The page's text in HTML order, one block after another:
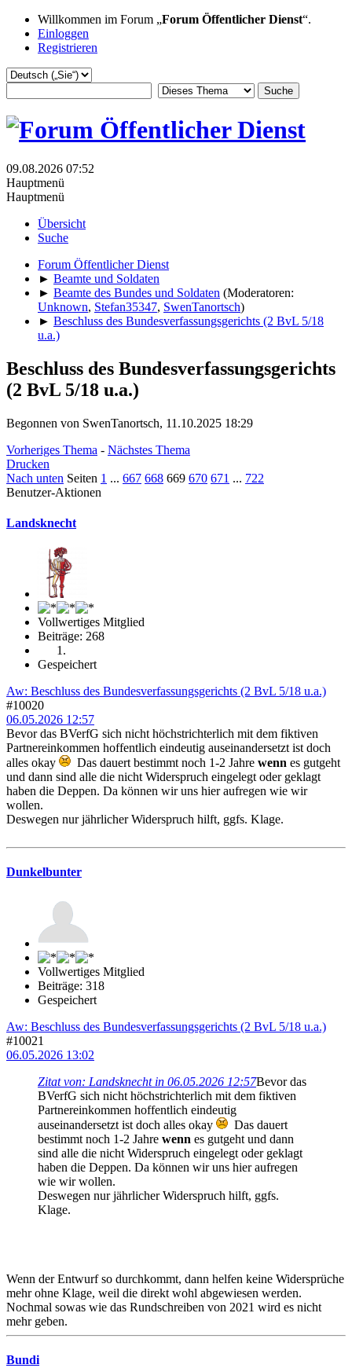
Willkommen im Forum „Forum Öffentlicher Dienst“.
Einloggen
Registrieren
09.08.2026 07:52
Hauptmenü
Hauptmenü
Übersicht
Suche
Forum Öffentlicher Dienst
► Beamte und Soldaten
► Beamte des Bundes und Soldaten (Moderatoren:
Unknown, Stefan35347, SwenTanortsch)
► Beschluss des Bundesverfassungsgerichts (2 BvL 5/18
u.a.)
Beschluss des Bundesverfassungsgerichts
(2 BvL 5/18 u.a.)
Begonnen von SwenTanortsch, 11.10.2025 18:29
Vorheriges Thema - Nächstes Thema
Drucken
Nach unten Seiten 1 ... 667 668 669 670 671 ... 722
Benutzer-Aktionen
Landsknecht
Vollwertiges Mitglied
Beiträge: 268
Gespeichert
Aw: Beschluss des Bundesverfassungsgerichts (2 BvL 5/18 u.a.)
#10020
06.05.2026 12:57
Bevor das BVerfG sich nicht höchstrichterlich mit dem fiktiven
Partnereinkommen hoffentlich eindeutig auseinandersetzt ist doch
alles okay
Das dauert bestimmt noch 1-2 Jahre wenn es gutgeht
und dann sind alle die nicht Widerspruch eingelegt oder geklagt
haben die Deppen. Da können wir uns hier aufregen wie wir
wollen.
Deswegen nur jährlicher Widerspruch hilft, ggfs. Klage.
Dunkelbunter
Vollwertiges Mitglied
Beiträge: 318
Gespeichert
Aw: Beschluss des Bundesverfassungsgerichts (2 BvL 5/18 u.a.)
#10021
06.05.2026 13:02
Zitat von: Landsknecht in 06.05.2026 12:57Bevor das
BVerfG sich nicht höchstrichterlich mit dem fiktiven
Partnereinkommen hoffentlich eindeutig
auseinandersetzt ist doch alles okay
Das dauert
bestimmt noch 1-2 Jahre wenn es gutgeht und dann
sind alle die nicht Widerspruch eingelegt oder geklagt
haben die Deppen. Da können wir uns hier aufregen
wie wir wollen.
Deswegen nur jährlicher Widerspruch hilft, ggfs.
Klage.
Wenn der Entwurf so durchkommt, dann helfen keine Widersprüche
mehr ohne Klage, weil die direkt wohl abgewiesen werden.
Nochmal sowas wie das Rundschreiben von 2021 wird es nicht
mehr geben.
Bundi